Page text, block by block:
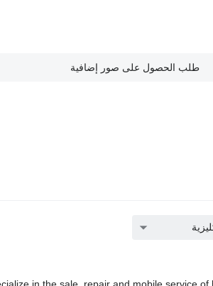
طلب الحصول على صور إضافية